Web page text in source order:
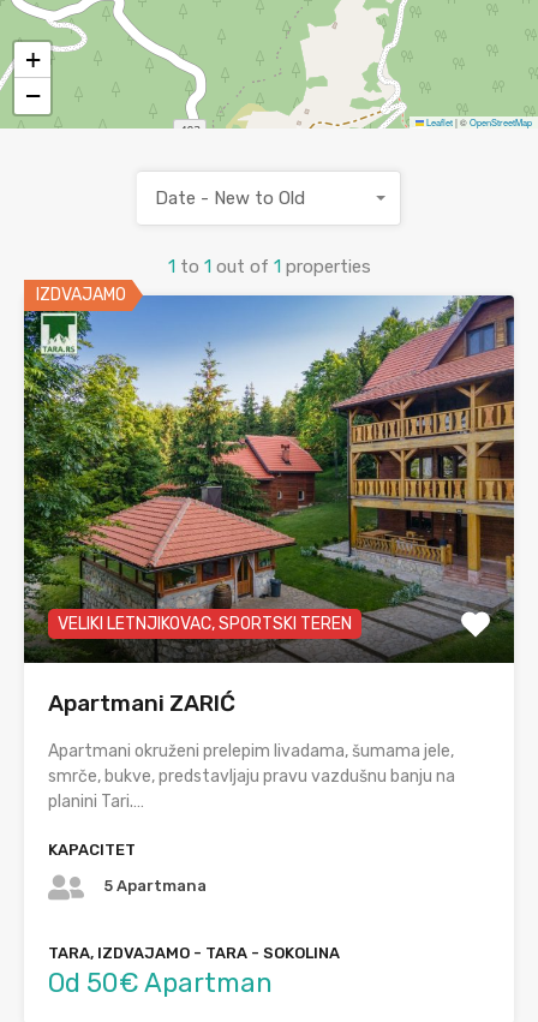
+
−
Leaflet|©OpenStreetMap
1 to 1 out of 1 properties
Date - New to Old
IZDVAJAMO
VELIKI LETNJIKOVAC, SPORTSKI TEREN
Apartmani ZARIĆ
Apartmani okruženi prelepim livadama, šumama jele,
smrče, bukve, predstavljaju pravu vazdušnu banju na
planini Tari.…
KAPACITET
5 Apartmana
TARA, IZDVAJAMO - TARA - SOKOLINA
Od 50€ Apartman